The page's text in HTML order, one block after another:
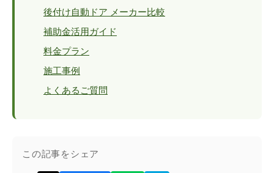
後付け自動ドア メーカー比較
補助金活用ガイド
料金プラン
施工事例
よくあるご質問
この記事をシェア